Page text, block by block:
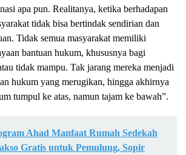
apa pun. Realitanya, ketika berhadapan
tidak bisa bertindak sendirian dan
Tidak semua masyarakat memiliki
bantuan hukum, khususnya bagi
tidak mampu. Tak jarang mereka menjadi
hukum yang merugikan, hingga akhirnya
tumpul ke atas, namun tajam ke bawah”.
Ahad Manfaat Rumah Sedekah
Gratis untuk Pemulung, Sopir